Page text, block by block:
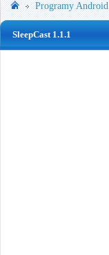
ProgramyAndroid
SleepCast 1.1.1